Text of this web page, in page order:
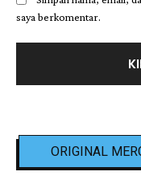
saya berkomentar.
ORIGINAL